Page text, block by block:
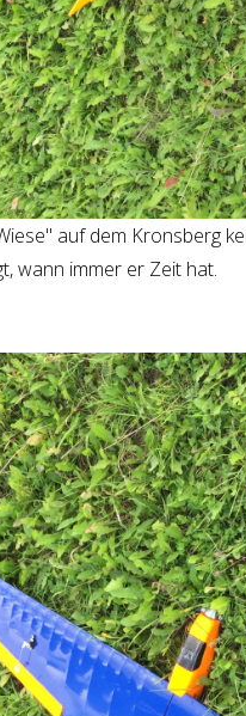
auf dem Kronsberg
wann immer er Zeit hat.